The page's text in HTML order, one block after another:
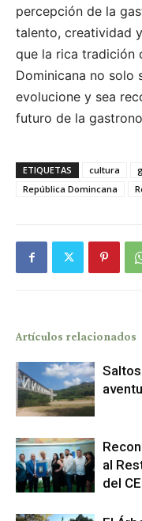
percepción de la
talento, creatividad
que la rica tradición
Dominicana no solo
evolucione y sea
futuro de la
ETIQUETAS cultura
República Domincana
Artículos relacionados
al
del